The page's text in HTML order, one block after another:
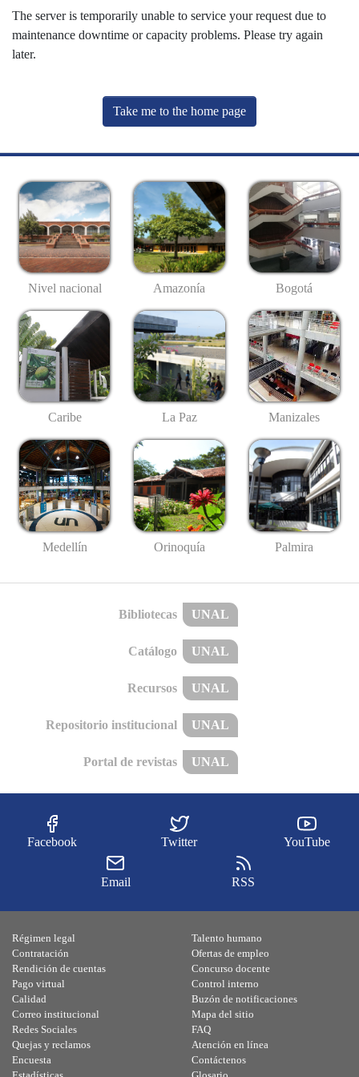
The server is temporarily unable to service your request due to
maintenance downtime or capacity problems. Please try again
later.
Take me to the home page
Nivel nacional Amazonía Bogotá
Caribe La Paz Manizales
Medellín Orinoquía Palmira
Bibliotecas UNAL
Catálogo UNAL
Recursos UNAL
Repositorio institucional UNAL
Portal de revistas UNAL
Facebook Twitter YouTube
Email RSS
Régimen legal
Contratación
Rendición de cuentas
Pago virtual
Calidad
Talento humano
Ofertas de empleo
Concurso docente
Control interno
Buzón de notificaciones
Correo institucional
Redes Sociales
Quejas y reclamos
Encuesta
Mapa del sitio
FAQ
Atención en línea
Contáctenos